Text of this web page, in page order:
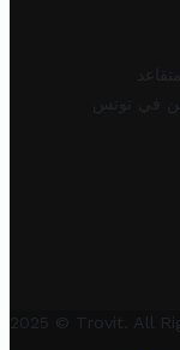
في تونس
2025 © Trovit. All